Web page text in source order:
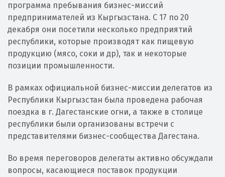
программа пребывания бизнес-миссий
предпринимателей из Кыргызстана. С 17 по 20
декабря они посетили несколько предприятий
республики, которые производят как пищевую
продукцию (мясо, соки и др), так и некоторые
позиции промышленности.
В рамках официальной бизнес-миссии делегатов из
Республики Кыргызстан была проведена рабочая
поездка в г. Дагестанские огни, а также в столице
республики были организованы встречи с
представителями бизнес-сообщества Дагестана.
Во время переговоров делегаты активно обсуждали
вопросы, касающиеся поставок продукции